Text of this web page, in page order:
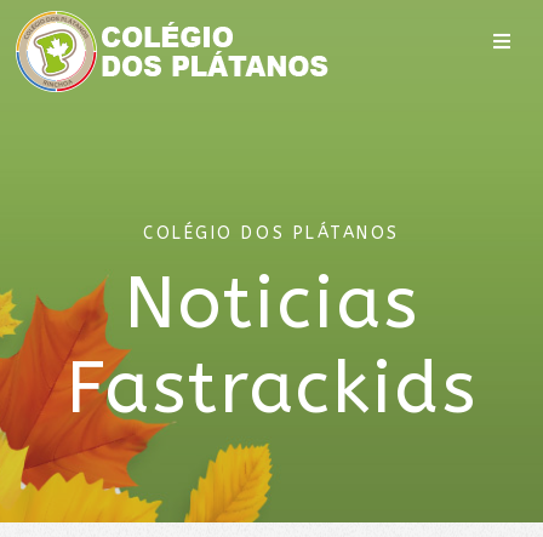
COLÉGIO DOS PLÁTANOS
Noticias
Fastrackids